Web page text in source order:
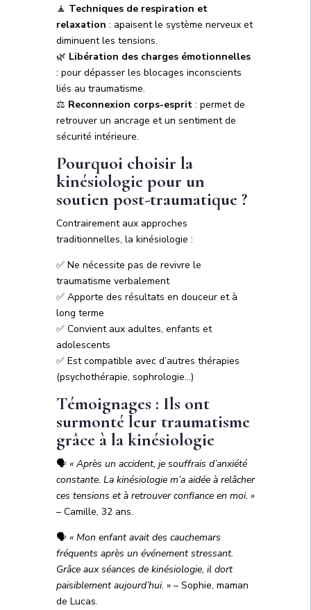
🧘 Techniques de respiration et
relaxation : apaisent le système nerveux et
diminuent les tensions.
🌿 Libération des charges émotionnelles
: pour dépasser les blocages inconscients
liés au traumatisme.
⚖️ Reconnexion corps-esprit: permet de
retrouver un ancrage et un sentiment de
sécurité intérieure.
Pourquoi choisir la
kinésiologie pour un
soutien post-traumatique ?
Contrairement aux approches
traditionnelles, la kinésiologie :
✅ Ne nécessite pas de revivre le
traumatisme verbalement
✅ Apporte des résultats en douceur et à
long terme
✅ Convient aux adultes, enfants et
adolescents
✅ Est compatible avec d’autres thérapies
(psychothérapie, sophrologie…)
Témoignages : Ils ont
surmonté leur traumatisme
grâce à la kinésiologie
🗣️ « Après un accident, je souffrais d’anxiété
constante. La kinésiologie m’a aidée à relâcher
ces tensions et à retrouver confiance en moi. »
– Camille, 32 ans.
🗣️ « Mon enfant avait des cauchemars
fréquents après un événement stressant.
Grâce aux séances de kinésiologie, il dort
paisiblement aujourd’hui. »– Sophie, maman
de Lucas.